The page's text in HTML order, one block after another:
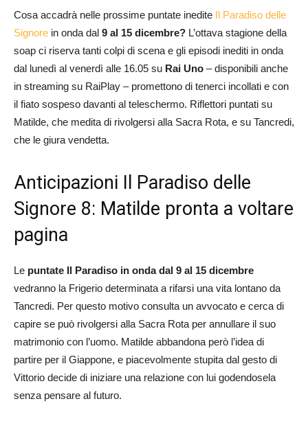
Cosa accadrà nelle prossime puntate inedite Il Paradiso delle
Signore in onda dal 9 al 15 dicembre? L’ottava stagione della
soap ci riserva tanti colpi di scena e gli episodi inediti in onda
dal lunedì al venerdì alle 16.05 su Rai Uno – disponibili anche
in streaming su RaiPlay – promettono di tenerci incollati e con
il fiato sospeso davanti al teleschermo. Riflettori puntati su
Matilde, che medita di rivolgersi alla Sacra Rota, e su Tancredi,
che le giura vendetta.
Anticipazioni Il Paradiso delle
Signore 8: Matilde pronta a voltare
pagina
Le puntate Il Paradiso in onda dal 9 al 15 dicembre
vedranno la Frigerio determinata a rifarsi una vita lontano da
Tancredi. Per questo motivo consulta un avvocato e cerca di
capire se può rivolgersi alla Sacra Rota per annullare il suo
matrimonio con l’uomo. Matilde abbandona però l’idea di
partire per il Giappone, e piacevolmente stupita dal gesto di
Vittorio decide di iniziare una relazione con lui godendosela
senza pensare al futuro.